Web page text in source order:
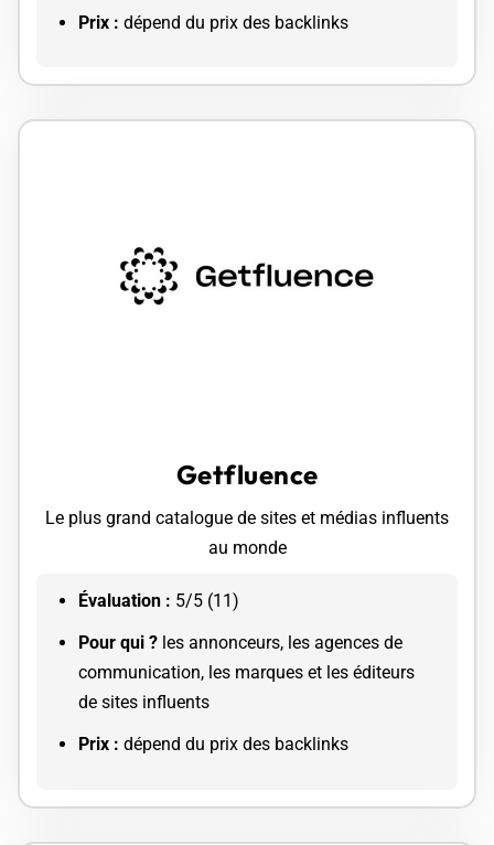
Prix :dépend du prix des backlinks
Getfluence
Le plus grand catalogue de sites et médias influents
au monde
Évaluation : 5/5 (11)
Pour qui ? ​​ les annonceurs, les agences de
communication, les marques et les éditeurs
de sites influents
Prix :dépend du prix des backlinks